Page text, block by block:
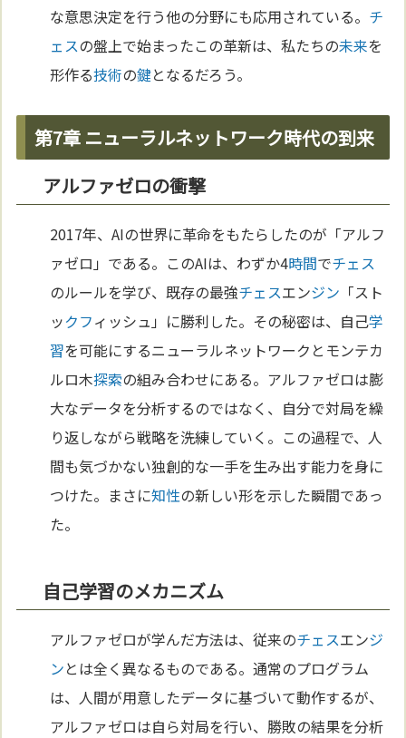
な意思決定を行う他の分野にも応用されている。 チ
ェスの盤上で始まったこの革新は、私たちの未来を
形作る技術の鍵となるだろう。
第7章 ニューラルネットワーク時代の到来
アルファゼロの衝撃
2017年、AIの世界に革命をもたらしたのが「アルフ
ァゼロ」である。このAIは、わずか4時間でチェス
のルールを学び、既存の最強チェスエンジン 「スト
ックフィッシュ」に勝利した。その秘密は、自己学
習を可能にするニューラルネットワークとモンテカ
ルロ木探索の組み合わせにある。アルファゼロは膨
大なデータを分析するのではなく、自分で対局を繰
り返しながら戦略を洗練していく。この過程で、人
間も気づかない独創的な一手を生み出す能力を身に
つけた。まさに知性の新しい形を示した瞬間であっ
た。
自己学習のメカニズム
アルファゼロが学んだ方法は、従来のチェスエンジ
ンとは全く異なるものである。通常のプログラム
は、人間が用意したデータに基づいて動作するが、
アルファゼロは自ら対局を行い、勝敗の結果を分析